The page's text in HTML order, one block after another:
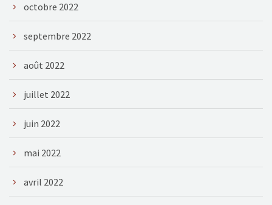
octobre 2022
septembre 2022
août 2022
juillet 2022
juin 2022
mai 2022
avril 2022